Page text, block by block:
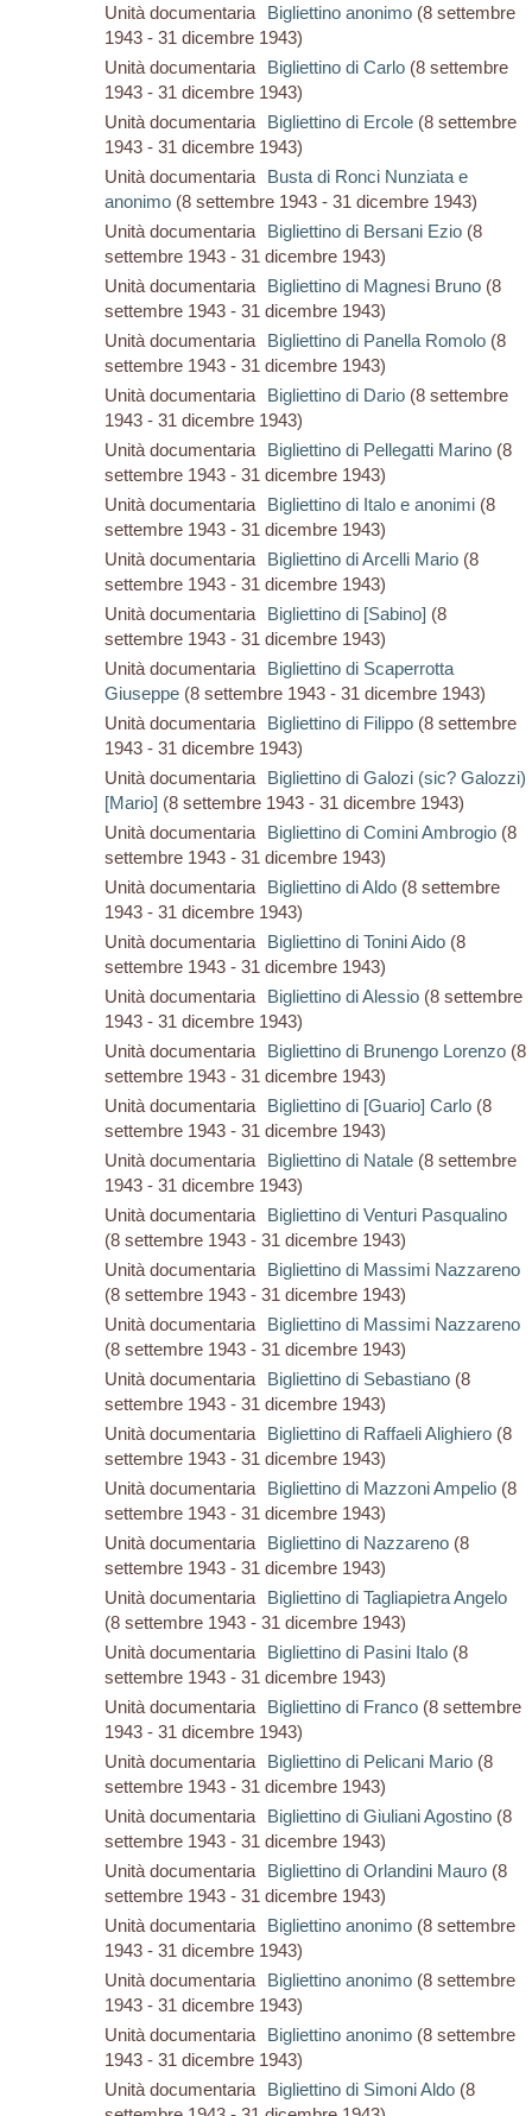
Unità documentaria Bigliettino anonimo (8 settembre
1943 - 31 dicembre 1943)
Unità documentaria
Bigliettino di Carlo(8 settembre
1943 - 31 dicembre 1943)
Unità documentaria
Bigliettino di Ercole(8 settembre
1943 - 31 dicembre 1943)
Unità documentaria
Busta di Ronci Nunziata e
anonimo(8 settembre 1943 - 31 dicembre 1943)
Unità documentaria
Bigliettino di Bersani Ezio(8
settembre 1943 - 31 dicembre 1943)
Unità documentaria
Bigliettino di Magnesi Bruno(8
settembre 1943 - 31 dicembre 1943)
Unità documentaria
Bigliettino di Panella Romolo(8
settembre 1943 - 31 dicembre 1943)
Unità documentaria
Bigliettino di Dario(8 settembre
1943 - 31 dicembre 1943)
Unità documentaria
Bigliettino di Pellegatti Marino(8
settembre 1943 - 31 dicembre 1943)
Unità documentaria
Bigliettino di Italo e anonimi (8
settembre 1943 - 31 dicembre 1943)
Unità documentaria
Bigliettino di Arcelli Mario(8
settembre 1943 - 31 dicembre 1943)
Unità documentaria
Bigliettino di [Sabino] (8
settembre 1943 - 31 dicembre 1943)
Unità documentaria
Bigliettino di Scaperrotta
Giuseppe(8 settembre 1943 - 31 dicembre 1943)
Unità documentaria
Bigliettino di Filippo(8 settembre
1943 - 31 dicembre 1943)
Unità documentaria
Bigliettino di Galozi (sic? Galozzi)
[Mario] (8 settembre 1943 - 31 dicembre 1943)
Unità documentaria
Bigliettino di Comini Ambrogio(8
settembre 1943 - 31 dicembre 1943)
Unità documentaria
Bigliettino di Aldo(8 settembre
1943 - 31 dicembre 1943)
Unità documentaria
Bigliettino di Tonini Aido(8
settembre 1943 - 31 dicembre 1943)
Unità documentaria
Bigliettino di Alessio(8 settembre
1943 - 31 dicembre 1943)
Unità documentaria
Bigliettino di Brunengo Lorenzo(8
settembre 1943 - 31 dicembre 1943)
Unità documentaria
Bigliettino di [Guario] Carlo(8
settembre 1943 - 31 dicembre 1943)
Unità documentaria
Bigliettino di Natale(8 settembre
1943 - 31 dicembre 1943)
Unità documentaria
Bigliettino di Venturi Pasqualino
(8 settembre 1943 - 31 dicembre 1943)
Unità documentaria
Bigliettino di Massimi Nazzareno
(8 settembre 1943 - 31 dicembre 1943)
Unità documentaria
Bigliettino di Massimi Nazzareno
(8 settembre 1943 - 31 dicembre 1943)
Unità documentaria
Bigliettino di Sebastiano(8
settembre 1943 - 31 dicembre 1943)
Unità documentaria
Bigliettino di Raffaeli Alighiero(8
settembre 1943 - 31 dicembre 1943)
Unità documentaria
Bigliettino di Mazzoni Ampelio(8
settembre 1943 - 31 dicembre 1943)
Unità documentaria
Bigliettino di Nazzareno(8
settembre 1943 - 31 dicembre 1943)
Unità documentaria
Bigliettino di Tagliapietra Angelo
(8 settembre 1943 - 31 dicembre 1943)
Unità documentaria
Bigliettino di Pasini Italo(8
settembre 1943 - 31 dicembre 1943)
Unità documentaria
Bigliettino di Franco(8 settembre
1943 - 31 dicembre 1943)
Unità documentaria
Bigliettino di Pelicani Mario(8
settembre 1943 - 31 dicembre 1943)
Unità documentaria
Bigliettino di Giuliani Agostino(8
settembre 1943 - 31 dicembre 1943)
Unità documentaria
Bigliettino di Orlandini Mauro(8
settembre 1943 - 31 dicembre 1943)
Unità documentaria
Bigliettino anonimo (8 settembre
1943 - 31 dicembre 1943)
Unità documentaria
Bigliettino anonimo (8 settembre
1943 - 31 dicembre 1943)
Unità documentaria
Bigliettino anonimo (8 settembre
1943 - 31 dicembre 1943)
Unità documentaria
Bigliettino di Simoni Aldo(8